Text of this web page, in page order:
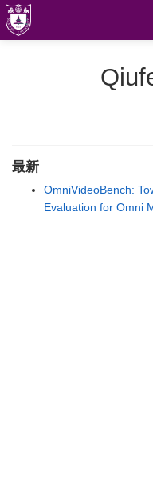
最新
OmniVideoBench:
Evaluation for Omni